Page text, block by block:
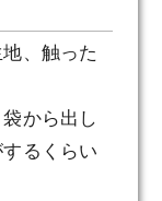
、触った
から出し
るくらい